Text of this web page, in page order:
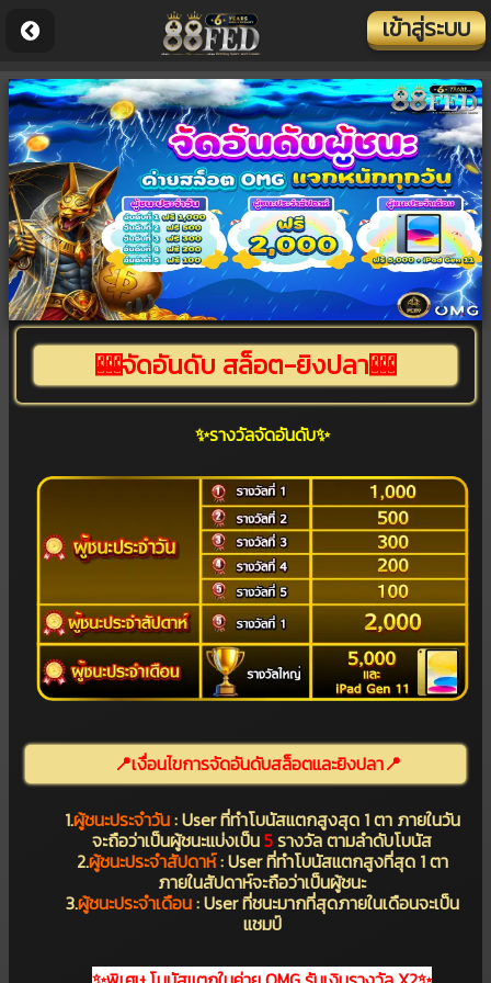
เข้าสู่ระบบ
🎰จัดอันดับ สล็อต-ยิงปลา🎰
✨รางวัลจัดอันดับ✨
📍เงื่อนไขการจัดอันดับสล็อตและยิงปลา📍
1.ผู้ชนะประจำวัน: User ที่ทำโบนัสแตกสูงสุด 1 ตา ภายในวัน
จะถือว่าเป็นผู้ชนะแบ่งเป็น5รางวัล ตามลำดับโบนัส
2.ผู้ชนะประจำสัปดาห์: User ที่ทำโบนัสแตกสูงที่สุด 1 ตา
ภายในสัปดาห์จะถือว่าเป็นผู้ชนะ
3.ผู้ชนะประจำเดือน: User ที่ชนะมากที่สุดภายในเดือนจะเป็น
แชมป์